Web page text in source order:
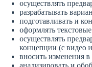
осуществлять
разрабатывать
подготавливать и
оформлять
осуществлять
концепции (с видео
вносить изменения